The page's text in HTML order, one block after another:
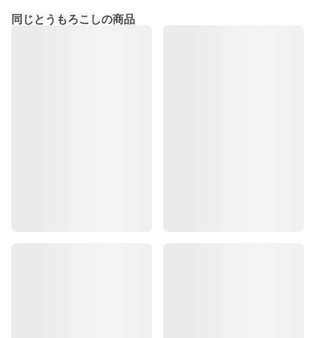
同じとうもろこしの商品